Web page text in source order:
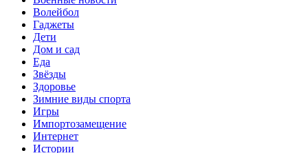
Волейбол
Гаджеты
Дети
Дом и сад
Еда
Звёзды
Здоровье
Зимние виды спорта
Игры
Импортозамещение
Интернет
Истории